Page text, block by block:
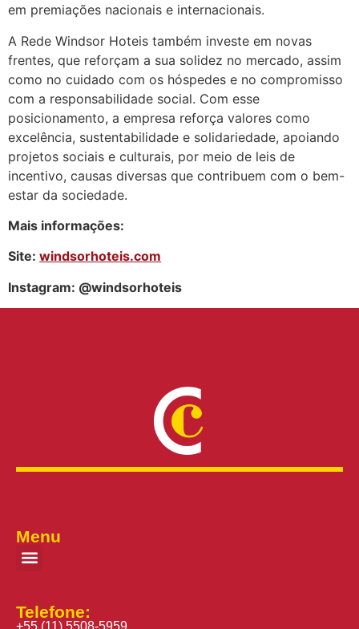
em premiações nacionais e internacionais.
A Rede Windsor Hoteis também investe em novas
frentes, que reforçam a sua solidez no mercado, assim
como no cuidado com os hóspedes e no compromisso
com a responsabilidade social. Com esse
posicionamento, a empresa reforça valores como
excelência, sustentabilidade e solidariedade, apoiando
projetos sociais e culturais, por meio de leis de
incentivo, causas diversas que contribuem com o bem-
estar da sociedade.
Mais informações:
Site: windsorhoteis.com
Instagram: @windsorhoteis
Menu
Telefone:
+55 (11) 5508-5959